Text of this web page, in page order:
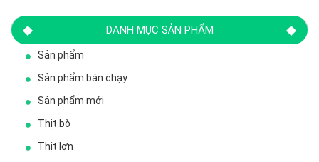
DANH MỤC SẢN PHẨM
Sản phẩm
Sản phẩm bán chạy
Sản phẩm mới
Thịt bò
Thịt lợn